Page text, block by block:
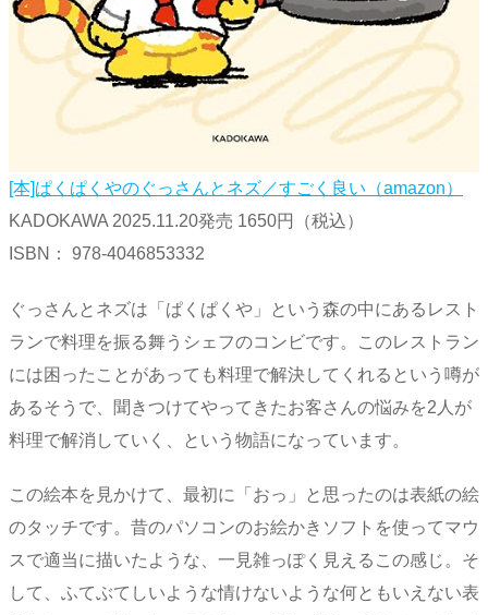
[本]ぱくぱくやのぐっさんとネズ／すごく良い（amazon）
KADOKAWA 2025.11.20発売 1650円（税込）
ISBN：‎ 978-4046853332
ぐっさんとネズは「ぱくぱくや」という森の中にあるレスト
ランで料理を振る舞うシェフのコンビです。このレストラン
には困ったことがあっても料理で解決してくれるという噂が
あるそうで、聞きつけてやってきたお客さんの悩みを2人が
料理で解消していく、という物語になっています。
この絵本を見かけて、最初に「おっ」と思ったのは表紙の絵
のタッチです。昔のパソコンのお絵かきソフトを使ってマウ
スで適当に描いたような、一見雑っぽく見えるこの感じ。そ
して、ふてぶてしいような情けないような何ともいえない表